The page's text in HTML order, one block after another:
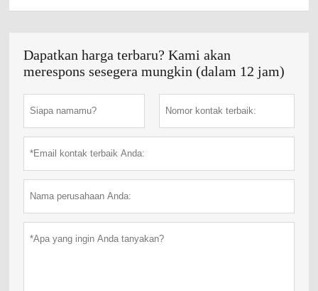
Dapatkan harga terbaru? Kami akan
merespons sesegera mungkin (dalam 12 jam)